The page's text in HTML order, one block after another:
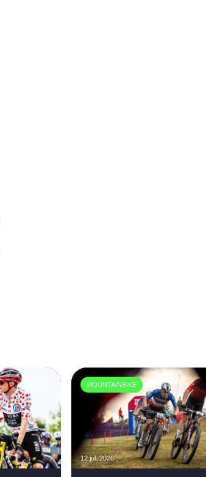
MOUNTAINBIKE
12 jul. 2026